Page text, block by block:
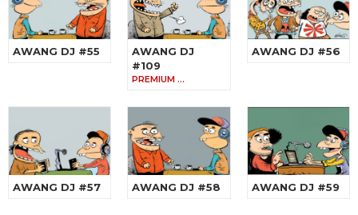
AWANG DJ #55
AWANG DJ
#109
PREMIUM …
AWANG DJ #56
AWANG DJ #57 AWANG DJ #58 AWANG DJ #59